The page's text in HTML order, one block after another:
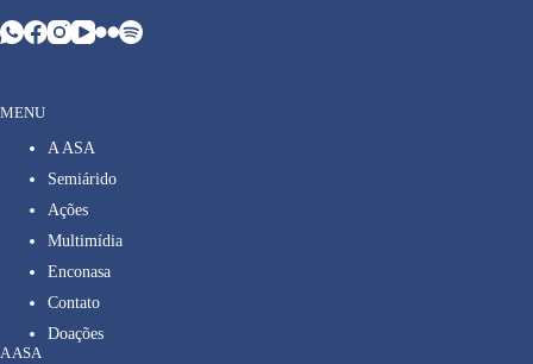
MENU
A ASA
Semiárido
Ações
Multimídia
Enconasa
Contato
Doações
A ASA